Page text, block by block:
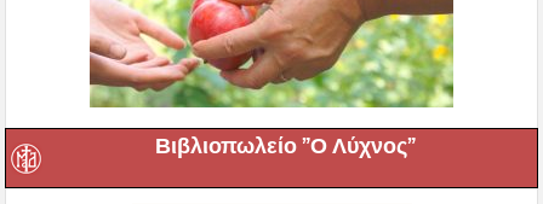
Βιβλιοπωλείο ”Ο Λύχνος”